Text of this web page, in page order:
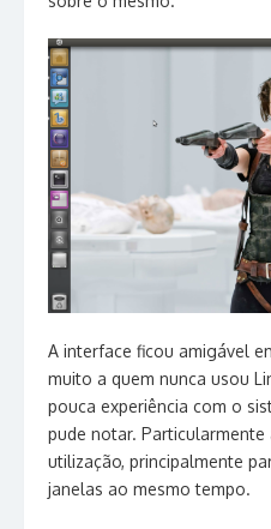
A interface ficou amigável
muito a quem nunca usou
pouca experiência com o
pude notar.
utilização, principalmente
janelas ao mesmo tempo.